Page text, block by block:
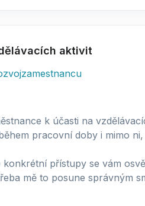
aktivit
k účasti na
pracovní doby i mimo
přístupy se vám
mě to posune správným